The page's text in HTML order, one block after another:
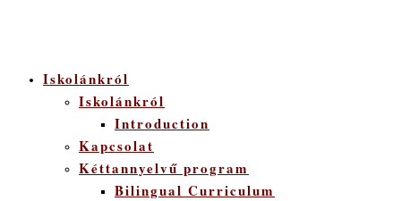
Iskolánkról
Iskolánkról
Introduction
Kapcsolat
Kéttannyelvű program
Bilingual Curriculum